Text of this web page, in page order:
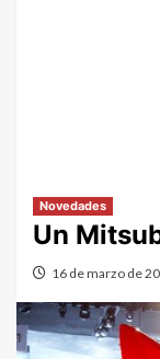
Novedades
Un
16 de marzo de